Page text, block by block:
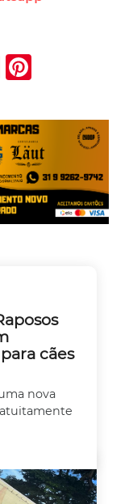
Gmail
cães
nova